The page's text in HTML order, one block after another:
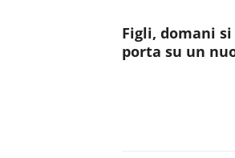
Figli, domani
porta su un